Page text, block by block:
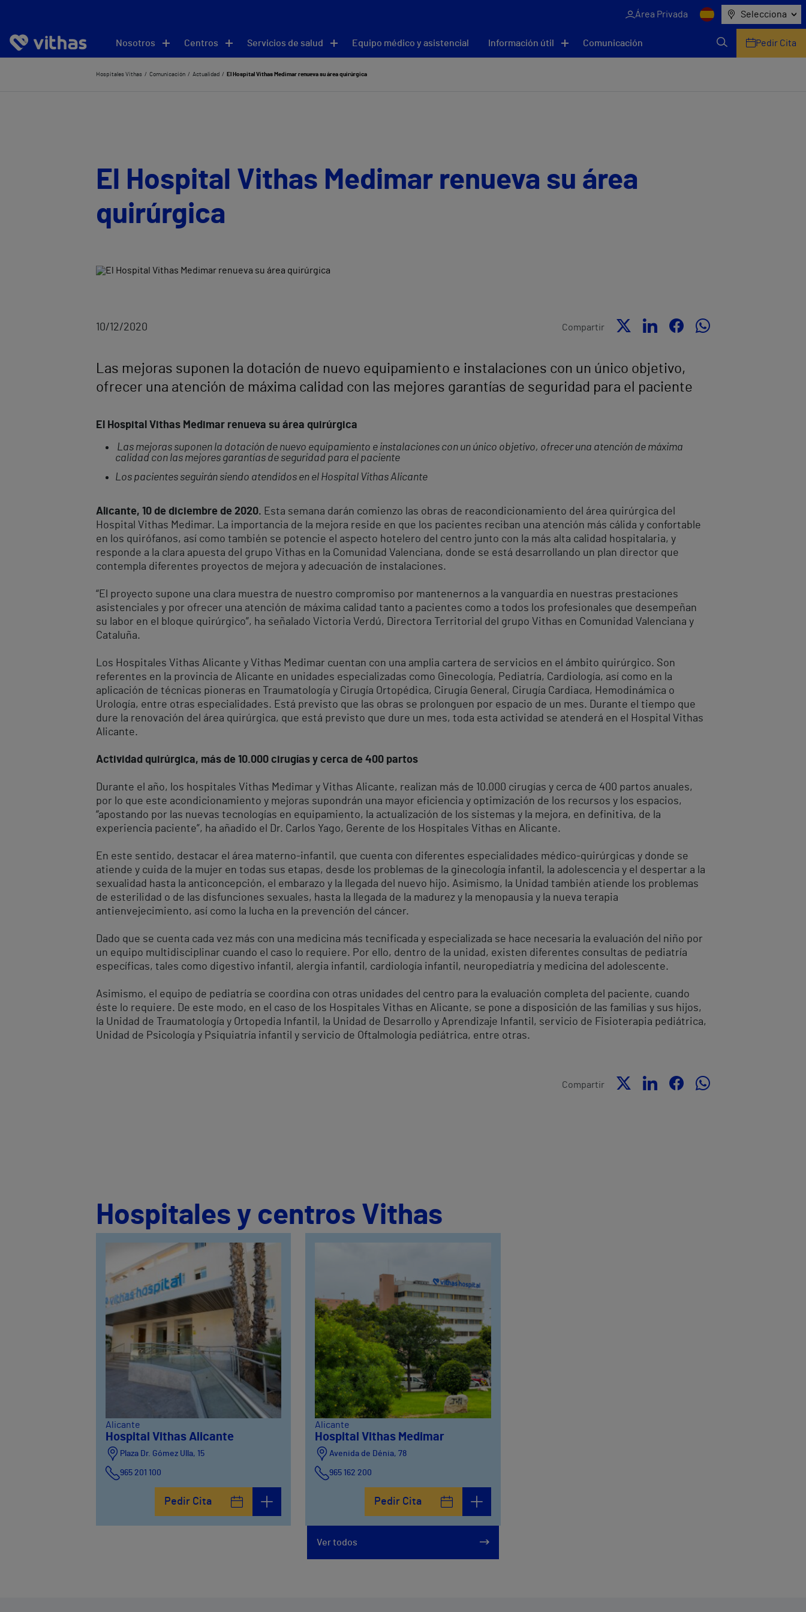
Área Privada Selecciona
Nosotros Centros Servicios de salud Equipo médico y asistencial Información útil Comunicación Pedir Cita
Hospitales Vithas Comunicación Actualidad El Hospital Vithas Medimar renueva su área quirúrgica
El Hospital Vithas Medimar renueva su área
quirúrgica
10/12/2020 Compartir
Las mejoras suponen la dotación de nuevo equipamiento e instalaciones con un único objetivo,
ofrecer una atención de máxima calidad con las mejores garantías de seguridad para el paciente
El Hospital Vithas Medimar renueva su área quirúrgica
Las mejoras suponen la dotación de nuevo equipamiento e instalaciones con un único objetivo, ofrecer una atención de máxima
calidad con las mejores garantías de seguridad para el paciente
Los pacientes seguirán siendo atendidos en el Hospital Vithas Alicante
Alicante, 10 de diciembre de 2020. Esta semana darán comienzo las obras de reacondicionamiento del área quirúrgica del
Hospital Vithas Medimar. La importancia de la mejora reside en que los pacientes reciban una atención más cálida y confortable
en los quirófanos, así como también se potencie el aspecto hotelero del centro junto con la más alta calidad hospitalaria, y
responde a la clara apuesta del grupo Vithas en la Comunidad Valenciana, donde se está desarrollando un plan director que
contempla diferentes proyectos de mejora y adecuación de instalaciones.
“El proyecto supone una clara muestra de nuestro compromiso por mantenernos a la vanguardia en nuestras prestaciones
asistenciales y por ofrecer una atención de máxima calidad tanto a pacientes como a todos los profesionales que desempeñan
su labor en el bloque quirúrgico”, ha señalado Victoria Verdú, Directora Territorial del grupo Vithas en Comunidad Valenciana y
Cataluña.
Los Hospitales Vithas Alicante y Vithas Medimar cuentan con una amplia cartera de servicios en el ámbito quirúrgico. Son
referentes en la provincia de Alicante en unidades especializadas como Ginecología, Pediatría, Cardiología, así como en la
aplicación de técnicas pioneras en Traumatología y Cirugía Ortopédica, Cirugía General, Cirugía Cardiaca, Hemodinámica o
Urología, entre otras especialidades. Está previsto que las obras se prolonguen por espacio de un mes. Durante el tiempo que
dure la renovación del área quirúrgica, que está previsto que dure un mes, toda esta actividad se atenderá en el Hospital Vithas
Alicante.
Actividad quirúrgica, más de 10.000 cirugías y cerca de 400 partos
Durante el año, los hospitales Vithas Medimar y Vithas Alicante, realizan más de 10.000 cirugías y cerca de 400 partos anuales,
por lo que este acondicionamiento y mejoras supondrán una mayor eficiencia y optimización de los recursos y los espacios,
“apostando por las nuevas tecnologías en equipamiento, la actualización de los sistemas y la mejora, en definitiva, de la
experiencia paciente”, ha añadido el Dr. Carlos Yago, Gerente de los Hospitales Vithas en Alicante.
En este sentido, destacar el área materno-infantil, que cuenta con diferentes especialidades médico-quirúrgicas y donde se
atiende y cuida de la mujer en todas sus etapas, desde los problemas de la ginecología infantil, la adolescencia y el despertar a la
sexualidad hasta la anticoncepción, el embarazo y la llegada del nuevo hijo. Asimismo, la Unidad también atiende los problemas
de esterilidad o de las disfunciones sexuales, hasta la llegada de la madurez y la menopausia y la nueva terapia
antienvejecimiento, así como la lucha en la prevención del cáncer.
Dado que se cuenta cada vez más con una medicina más tecnificada y especializada se hace necesaria la evaluación del niño por
un equipo multidisciplinar cuando el caso lo requiere. Por ello, dentro de la unidad, existen diferentes consultas de pediatría
específicas, tales como digestivo infantil, alergia infantil, cardiología infantil, neuropediatría y medicina del adolescente.
Asimismo, el equipo de pediatría se coordina con otras unidades del centro para la evaluación completa del paciente, cuando
éste lo requiere. De este modo, en el caso de los Hospitales Vithas en Alicante, se pone a disposición de las familias y sus hijos,
la Unidad de Traumatología y Ortopedia Infantil, la Unidad de Desarrollo y Aprendizaje Infantil, servicio de Fisioterapia pediátrica,
Unidad de Psicología y Psiquiatría infantil y servicio de Oftalmología pediátrica, entre otras.
Compartir
Hospitales y centros Vithas
Alicante
Hospital Vithas Alicante
Plaza Dr. Gómez Ulla, 15
965 201 100
Pedir Cita
Alicante
Hospital Vithas Medimar
Avenida de Dénia, 78
965 162 200
Pedir Cita
Ver todos